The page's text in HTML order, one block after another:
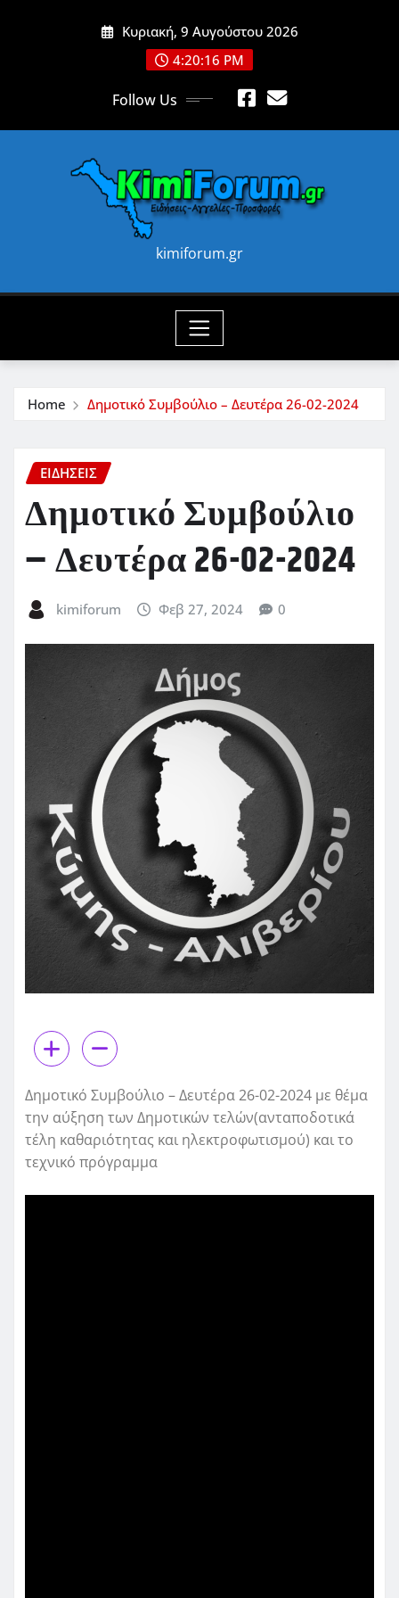
Κυριακή, 9 Αυγούστου 2026
4:20:18 PM
Follow Us
kimiforum.gr
Home Δημοτικό Συμβούλιο – Δευτέρα 26-02-2024
ΕΙΔΗΣΕΙΣ
Δημοτικό Συμβούλιο
– Δευτέρα 26-02-2024
kimiforum Φεβ 27, 2024 0
Δημοτικό Συμβούλιο – Δευτέρα 26-02-2024 με θέμα
την αύξηση των Δημοτικών τελών(ανταποδοτικά
τέλη καθαριότητας και ηλεκτροφωτισμού) και το
τεχνικό πρόγραμμα